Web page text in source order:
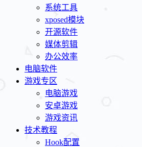
系统工具
xposed模块
开源软件
媒体剪辑
办公效率
电脑软件
游戏专区
电脑游戏
安卓游戏
游戏资讯
技术教程
Hook配置